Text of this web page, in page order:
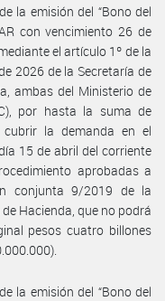
la emisión del “Bono del
con vencimiento 26 de
el artículo 1º de la
2026 de la Secretaría de
ambas del Ministerio de
por hasta la suma de
la demanda en el
15 de abril del corriente
aprobadas a
conjunta 9/2019 de la
Hacienda, que no podrá
pesos cuatro billones
la emisión del “Bono del